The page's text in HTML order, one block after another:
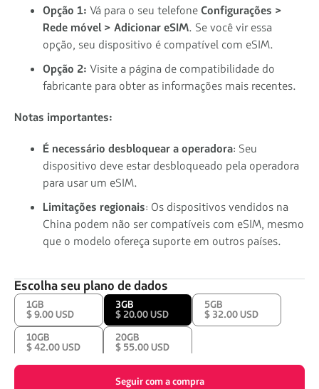
Opção 1: Vá para o seu telefoneConfigurações >
Rede móvel > Adicionar eSIM. Se você vir essa
opção, seu dispositivo é compatível com eSIM.
Opção 2: Visite a página de compatibilidade do
fabricante para obter as informações mais recentes.
Notas importantes:
É necessário desbloquear a operadora: Seu
dispositivo deve estar desbloqueado pela operadora
para usar um eSIM.
Limitações regionais: Os dispositivos vendidos na
China podem não ser compatíveis com eSIM, mesmo
que o modelo ofereça suporte em outros países.
Escolha seu plano de dados
1GB
$ 9.00 USD
3GB
$ 20.00 USD
5GB
$ 32.00 USD
10GB
$ 42.00 USD
20GB
$ 55.00 USD
Seguir com a compra